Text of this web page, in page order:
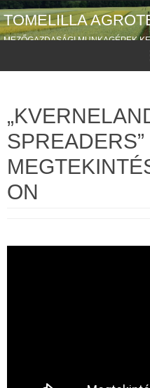
Megszakítás
TOMELILLA
MEZŐGAZDASÁGI MUNKAGÉPEK
SPREADERS”
ON